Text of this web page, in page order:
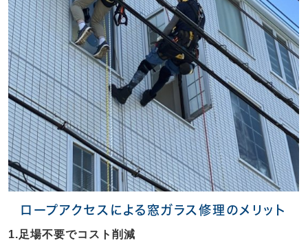
ロープアクセスによる窓ガラス修理のメリット
1.足場不要でコスト削減